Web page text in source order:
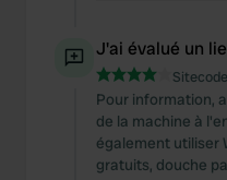
J'ai évalué un
Pour information,
de la machine à
également utiliser
gratuits, douche